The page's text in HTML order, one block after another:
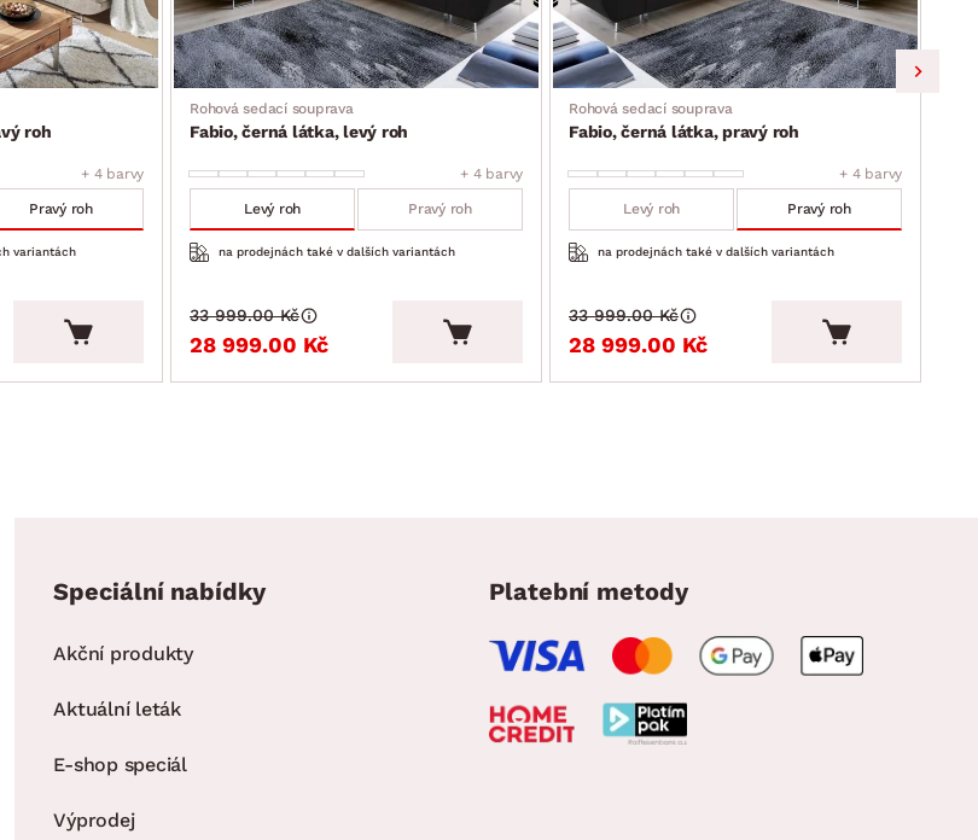
roh
+ 4 barvy
Pravý roh
variantách
Rohová sedací souprava
Fabio, černá látka, levý roh
+ 4 barvy
Levý roh Pravý roh
na prodejnách také v dalších variantách
28 999.00 Kč
33 999.00 Kč
Rohová sedací souprava
Fabio, černá látka, pravý roh
+ 4 barvy
Levý roh Pravý roh
na prodejnách také v dalších variantách
28 999.00 Kč
33 999.00 Kč
Speciální nabídky
Akční produkty
Aktuální leták
E-shop speciál
Výprodej
Platební metody